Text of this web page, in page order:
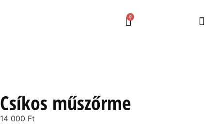
0
Csíkos műszőrme
14 000 Ft